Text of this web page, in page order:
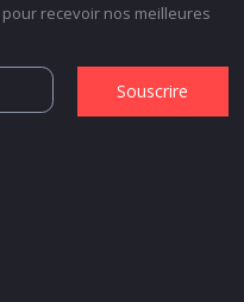
recevoir nos meilleures
Souscrire